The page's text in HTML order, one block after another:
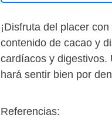
¡Disfruta del placer
contenido de cacao y
cardíacos y digestivos.
hará sentir bien por
Referencias: